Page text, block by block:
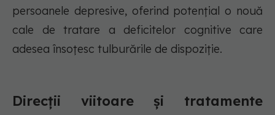
persoanele depresive, oferind potențial o nouă
cale de tratare a deficitelor cognitive care
adesea însoțesc tulburările de dispoziție.
Direcții viitoare și tratamente